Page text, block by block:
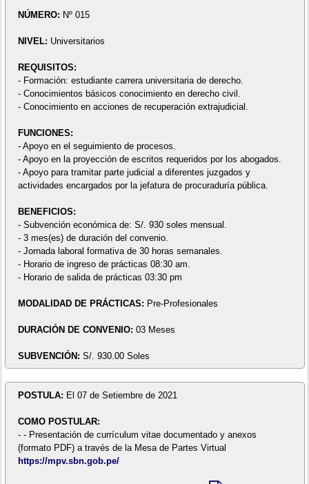
NÚMERO: Nº 015
NIVEL: Universitarios
REQUISITOS:
- Formación: estudiante carrera universitaria de derecho.
- Conocimientos básicos conocimiento en derecho civil.
- Conocimiento en acciones de recuperación extrajudicial.
FUNCIONES:
- Apoyo en el seguimiento de procesos.
- Apoyo en la proyección de escritos requeridos por los abogados.
- Apoyo para tramitar parte judicial a diferentes juzgados y
actividades encargados por la jefatura de procuraduría pública.
BENEFICIOS:
- Subvención económica de: S/. 930 soles mensual.
- 3 mes(es) de duración del convenio.
- Jornada laboral formativa de 30 horas semanales.
- Horario de ingreso de prácticas 08:30 am.
- Horario de salida de prácticas 03:30 pm
MODALIDAD DE PRÁCTICAS: Pre-Profesionales
DURACIÓN DE CONVENIO: 03 Meses
SUBVENCIÓN: S/. 930.00 Soles
POSTULA: El 07 de Setiembre de 2021
COMO POSTULAR:
- - Presentación de currículum vitae documentado y anexos
(formato PDF) a través de la Mesa de Partes Virtual
https://mpv.sbn.gob.pe/